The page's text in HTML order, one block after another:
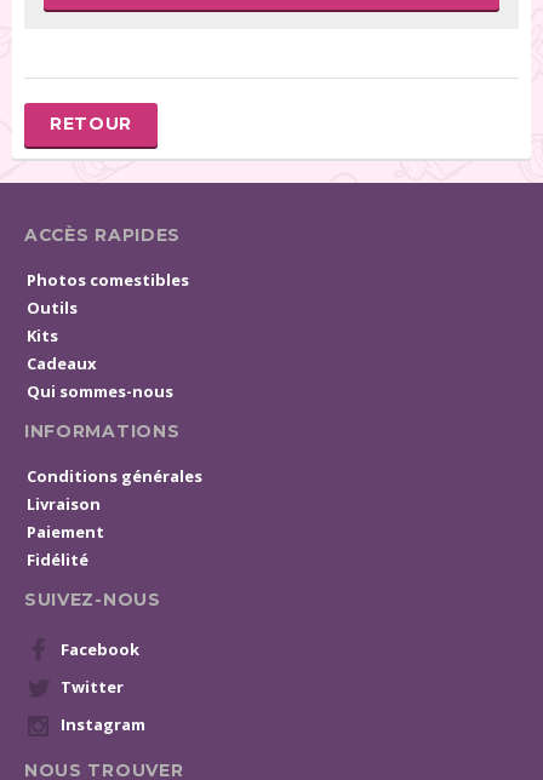
RETOUR
ACCÈS RAPIDES
Photos comestibles
Outils
Kits
Cadeaux
Qui sommes-nous
INFORMATIONS
Conditions générales
Livraison
Paiement
Fidélité
SUIVEZ-NOUS
Facebook
Twitter
Instagram
NOUS TROUVER